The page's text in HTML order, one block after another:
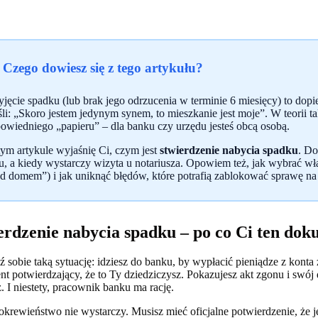
dowiesz się z tego artykułu?
spadku (lub brak jego odrzucenia w terminie 6 miesięcy) to
„Skoro jestem jedynym synem, to mieszkanie jest moje”. W teorii
„papieru” – dla banku czy urzędu jesteś obcą osobą.
artykule wyjaśnię Ci, czym jest stwierdzenie nabycia spadku.
a kiedy wystarczy wizyta u notariusza. Opowiem też, jak wybrać
domem”) i jak uniknąć błędów, które potrafią zablokować sprawę na
nabycia spadku – po co Ci ten
sobie taką sytuację: idziesz do banku, by wypłacić pieniądze z
potwierdzający, że to Ty dziedziczysz. Pokazujesz akt zgonu i swój
I niestety, pracownik banku ma rację.
nie wystarczy. Musisz mieć oficjalne potwierdzenie, że